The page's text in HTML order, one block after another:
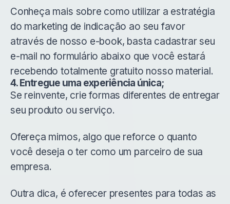
Conheça mais sobre como utilizar a estratégia
do marketing de indicação ao seu favor
através de nosso e-book, basta cadastrar seu
e-mail no formulário abaixo que você estará
recebendo totalmente gratuito nosso material.
4. Entregue uma experiência única;
Se reinvente, crie formas diferentes de entregar
seu produto ou serviço.
Ofereça mimos, algo que reforce o quanto
você deseja o ter como um parceiro de sua
empresa.
Outra dica, é oferecer presentes para todas as